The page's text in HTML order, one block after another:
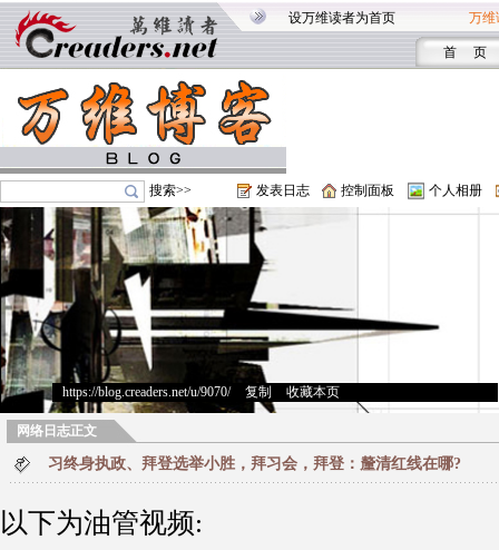
设万维读者为首页 万维
首 页
搜索>> 发表日志 控制面板 个人相册
https://blog.creaders.net/u/9070/> 复制 收藏本页
网络日志正文
习终身执政、拜登选举小胜，拜习会，拜登：釐清红线在哪?
以下为油管视频: